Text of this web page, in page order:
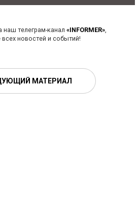
телеграм-канал «INFORMER»,
новостей и событий!
МАТЕРИАЛ